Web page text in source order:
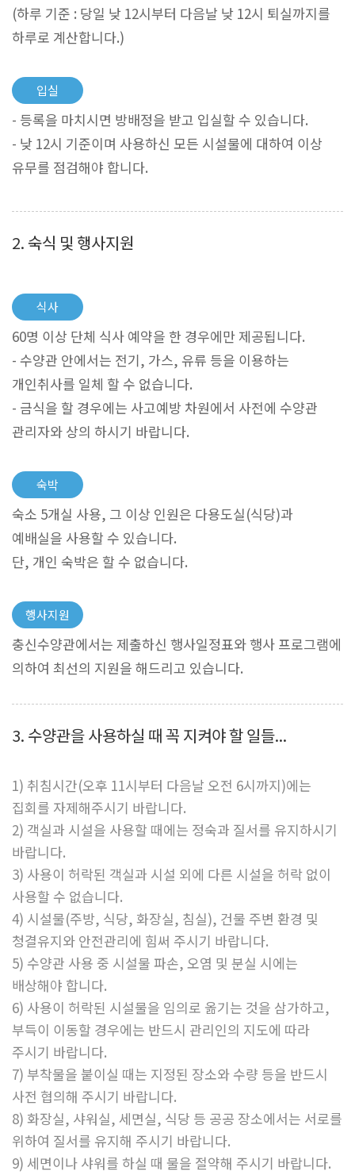
(하루 기준 : 당일 낮 12시부터 다음날 낮 12시 퇴실까지를
하루로 계산합니다.)
입실
- 등록을 마치시면 방배정을 받고 입실할 수 있습니다.
- 낮 12시 기준이며 사용하신 모든 시설물에 대하여 이상
유무를 점검해야 합니다.
2. 숙식 및 행사지원
식사
60명 이상 단체 식사 예약을 한 경우에만 제공됩니다.
- 수양관 안에서는 전기, 가스, 유류 등을 이용하는
개인취사를 일체 할 수 없습니다.
- 금식을 할 경우에는 사고예방 차원에서 사전에 수양관
관리자와 상의 하시기 바랍니다.
숙박
숙소 5개실 사용, 그 이상 인원은 다용도실(식당)과
예배실을 사용할 수 있습니다.
단, 개인 숙박은 할 수 없습니다.
행사지원
충신수양관에서는 제출하신 행사일정표와 행사 프로그램에
의하여 최선의 지원을 해드리고 있습니다.
3. 수양관을 사용하실 때 꼭 지켜야 할 일들...
1) 취침시간(오후 11시부터 다음날 오전 6시까지)에는
집회를 자제해주시기 바랍니다.
2) 객실과 시설을 사용할 때에는 정숙과 질서를 유지하시기
바랍니다.
3) 사용이 허락된 객실과 시설 외에 다른 시설을 허락 없이
사용할 수 없습니다.
4) 시설물(주방, 식당, 화장실, 침실), 건물 주변 환경 및
청결유지와 안전관리에 힘써 주시기 바랍니다.
5) 수양관 사용 중 시설물 파손, 오염 및 분실 시에는
배상해야 합니다.
6) 사용이 허락된 시설물을 임의로 옮기는 것을 삼가하고,
부득이 이동할 경우에는 반드시 관리인의 지도에 따라
주시기 바랍니다.
7) 부착물을 붙이실 때는 지정된 장소와 수량 등을 반드시
사전 협의해 주시기 바랍니다.
8) 화장실, 샤워실, 세면실, 식당 등 공공 장소에서는 서로를
위하여 질서를 유지해 주시기 바랍니다.
9) 세면이나 샤워를 하실 때 물을 절약해 주시기 바랍니다.